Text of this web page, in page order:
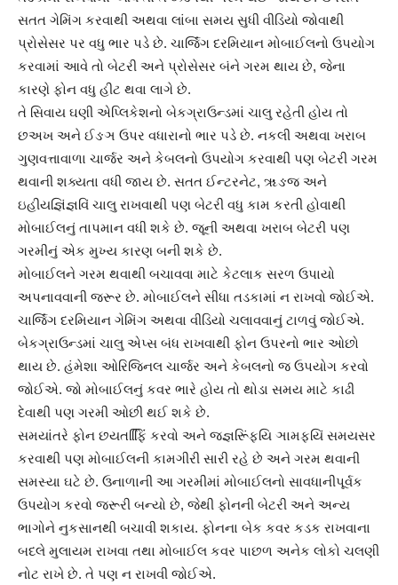
સતત ગેમિંગ કરવાથી અથવા લાંબા સમય સુધી વીડિયો જોવાથી
પ્રોસેસર પર વધુ ભાર પડે છે. ચાર્જિંગ દરમિયાન મોબાઈલનો ઉપયોગ
કરવામાં આવે તો બેટરી અને પ્રોસેસર બંને ગરમ થાય છે, જેના
કારણે ફોન વધુ હીટ થવા લાગે છે.
તે સિવાય ઘણી એપ્લિકેશનો બેકગ્રાઉન્ડમાં ચાલુ રહેતી હોય તો
છઅખ અને ઈઙઞ ઉપર વધારાનો ભાર પડે છે. નકલી અથવા ખરાબ
ગુણવત્તાવાળા ચાર્જર અને કેબલનો ઉપયોગ કરવાથી પણ બેટરી ગરમ
થવાની શક્યતા વધી જાય છે. સતત ઈન્ટરનેટ, ૠઙજ અને
ઇહીયજ્ઞિંજ્ઞવિં ચાલુ રાખવાથી પણ બેટરી વધુ કામ કરતી હોવાથી
મોબાઈલનું તાપમાન વધી શકે છે. જૂની અથવા ખરાબ બેટરી પણ
ગરમીનું એક મુખ્ય કારણ બની શકે છે.
મોબાઈલને ગરમ થવાથી બચાવવા માટે કેટલાક સરળ ઉપાયો
અપનાવવાની જરૂર છે. મોબાઈલને સીધા તડકામાં ન રાખવો જોઈએ.
ચાર્જિંગ દરમિયાન ગેમિંગ અથવા વીડિયો ચલાવવાનું ટાળવું જોઈએ.
બેકગ્રાઉન્ડમાં ચાલુ એપ્સ બંધ રાખવાથી ફોન ઉપરનો ભાર ઓછો
થાય છે. હંમેશા ઓરિજિનલ ચાર્જર અને કેબલનો જ ઉપયોગ કરવો
જોઈએ. જો મોબાઈલનું કવર ભારે હોય તો થોડા સમય માટે કાઢી
દેવાથી પણ ગરમી ઓછી થઈ શકે છે.
સમયાંતરે ફોન છયતફિિિંં કરવો અને જજ્ઞરિૂંફયિ ઞામફયિં સમયસર
કરવાથી પણ મોબાઈલની કામગીરી સારી રહે છે અને ગરમ થવાની
સમસ્યા ઘટે છે. ઉનાળાની આ ગરમીમાં મોબાઈલનો સાવધાનીપૂર્વક
ઉપયોગ કરવો જરૂરી બન્યો છે, જેથી ફોનની બેટરી અને અન્ય
ભાગોને નુકસાનથી બચાવી શકાય. ફોનના બેક કવર કડક રાખવાના
બદલે મુલાયમ રાખવા તથા મોબાઈલ કવર પાછળ અનેક લોકો ચલણી
નોટ રાખે છે. તે પણ ન રાખવી જોઈએ.